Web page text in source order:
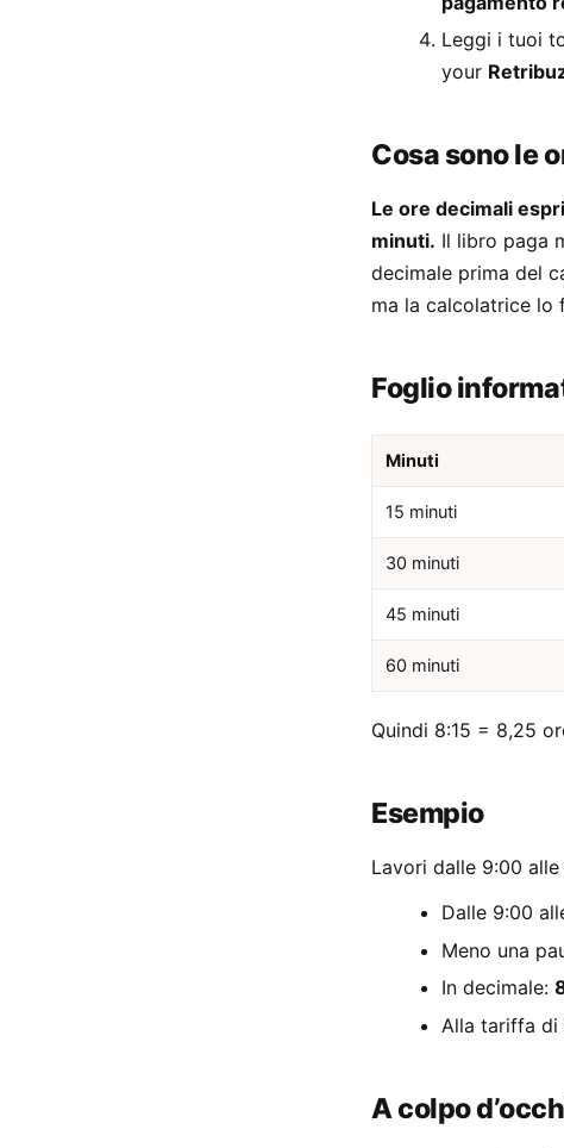
Leggi i tuoi
your
Cosa sono le
Le ore decimali
minuti. Il libro paga
decimale prima del
ma la calcolatrice lo
Foglio
Minuti
15 minuti
30 minuti
45 minuti
60 minuti
Quindi 8:15 = 8,25
Esempio
Lavori dalle 9:00
Dalle 9:00
Meno una
In decimale:
Alla tariffa
A colpo